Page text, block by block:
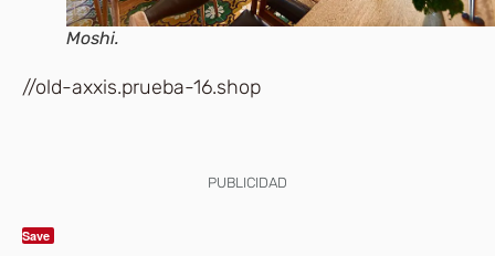
Moshi.
//old-axxis.prueba-16.shop
PUBLICIDAD
Save